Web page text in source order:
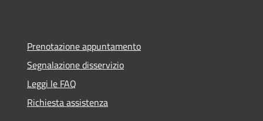
Prenotazione appuntamento
Segnalazione disservizio
Leggi le FAQ
Richiesta assistenza